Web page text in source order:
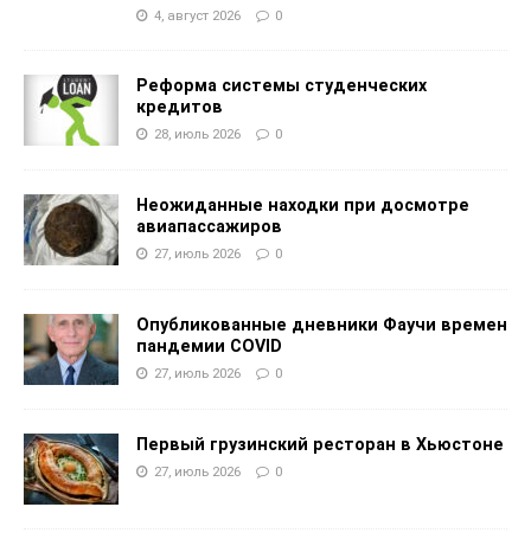
4, август 2026 0
Реформа системы студенческих
кредитов
28, июль 2026 0
Неожиданные находки при досмотре
авиапассажиров
27, июль 2026 0
Опубликованные дневники Фаучи времен
пандемии COVID
27, июль 2026 0
Первый грузинский ресторан в Хьюстоне
27, июль 2026 0